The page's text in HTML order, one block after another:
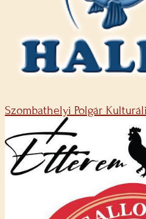
Szombathelyi Polgár